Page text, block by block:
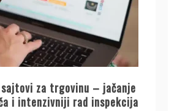
sajtovi za trgovinu – jačanje
i intenzivniji rad inspekcija